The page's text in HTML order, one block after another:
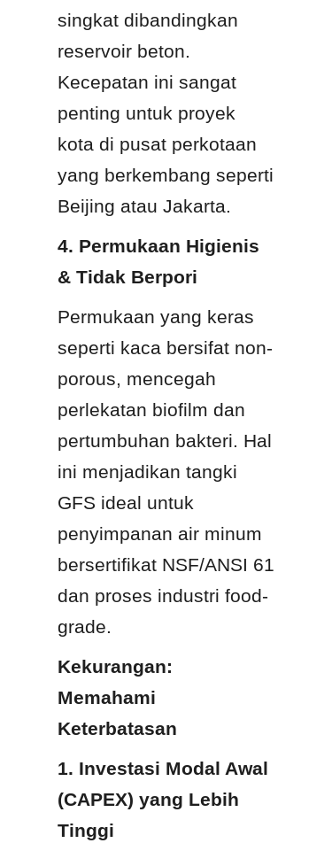
singkat dibandingkan
reservoir beton.
Kecepatan ini sangat
penting untuk proyek
kota di pusat perkotaan
yang berkembang seperti
Beijing atau Jakarta.
4. Permukaan Higienis
& Tidak Berpori
Permukaan yang keras
seperti kaca bersifat non-
porous, mencegah
perlekatan biofilm dan
pertumbuhan bakteri. Hal
ini menjadikan tangki
GFS ideal untuk
penyimpanan air minum
bersertifikat NSF/ANSI 61
dan proses industri food-
grade.
Kekurangan:
Memahami
Keterbatasan
1. Investasi Modal Awal
(CAPEX) yang Lebih
Tinggi